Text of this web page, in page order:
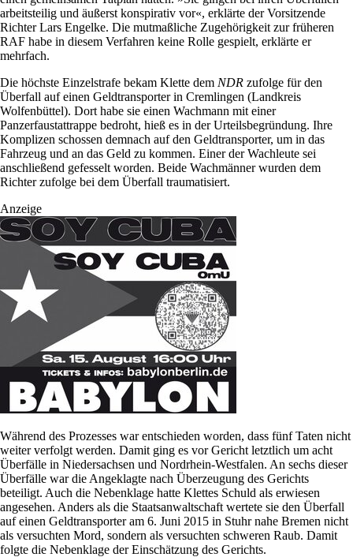
arbeitsteilig und äußerst konspirativ vor«, erklärte der Vorsitzende
Richter Lars Engelke. Die mutmaßliche Zugehörigkeit zur früheren
RAF habe in diesem Verfahren keine Rolle gespielt, erklärte er
mehrfach.
Die höchste Einzelstrafe bekam Klette dem NDR zufolge für den
Überfall auf einen Geldtransporter in Cremlingen (Landkreis
Wolfenbüttel). Dort habe sie einen Wachmann mit einer
Panzerfaustattrappe bedroht, hieß es in der Urteilsbegründung. Ihre
Komplizen schossen demnach auf den Geldtransporter, um in das
Fahrzeug und an das Geld zu kommen. Einer der Wachleute sei
anschließend gefesselt worden. Beide Wachmänner wurden dem
Richter zufolge bei dem Überfall traumatisiert.
Anzeige
Während des Prozesses war entschieden worden, dass fünf Taten nicht
weiter verfolgt werden. Damit ging es vor Gericht letztlich um acht
Überfälle in Niedersachsen und Nordrhein-Westfalen. An sechs dieser
Überfälle war die Angeklagte nach Überzeugung des Gerichts
beteiligt. Auch die Nebenklage hatte Klettes Schuld als erwiesen
angesehen. Anders als die Staatsanwaltschaft wertete sie den Überfall
auf einen Geldtransporter am 6. Juni 2015 in Stuhr nahe Bremen nicht
als versuchten Mord, sondern als versuchten schweren Raub. Damit
folgte die Nebenklage der Einschätzung des Gerichts.